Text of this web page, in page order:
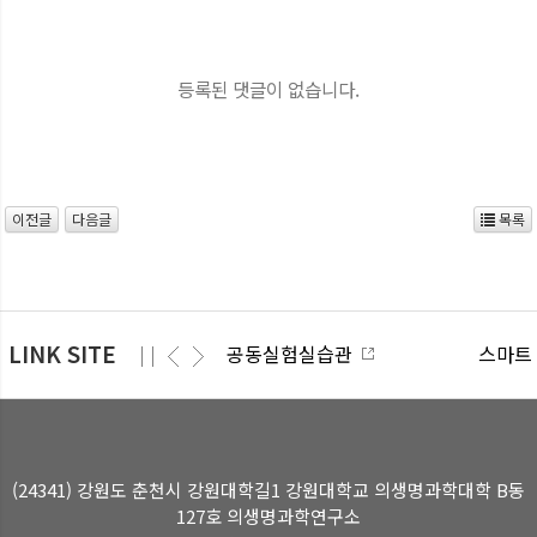
등록된 댓글이 없습니다.
이전글 다음글 목록
LINK SITE 공동실험실습관 스마
(24341) 강원도 춘천시 강원대학길1 강원대학교 의생명과학대학 B동
127호 의생명과학연구소